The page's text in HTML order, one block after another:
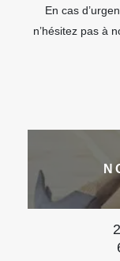
En cas
n’hésitez pas à